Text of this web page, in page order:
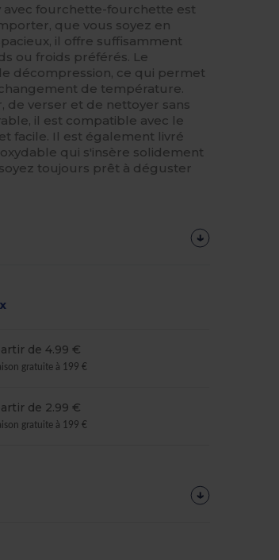
avec fourchette-fourchette est
que vous soyez en
il offre suffisamment
ou froids préférés. Le
décompression, ce qui permet
de température.
verser et de nettoyer sans
il est compatible avec le
facile. Il est également livré
qui s'insère solidement
toujours prêt à déguster
de 4.99 €
gratuite à 199 €
de 2.99 €
gratuite à 199 €